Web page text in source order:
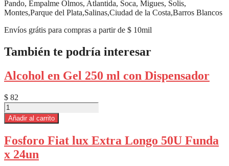
Pando, Empalme Olmos, Atlantida, Soca, Migues, Solis,
Montes,Parque del Plata,Salinas,Ciudad de la Costa,Barros Blancos
Envíos grátis para compras a partir de $ 10mil
También te podría interesar
Alcohol en Gel 250 ml con Dispensador
$ 82
Alcohol
en
Gel
ml
con
Dispensador
Añadir al carrito
Fosforo Fiat lux Extra Longo 50U Funda
x 24un